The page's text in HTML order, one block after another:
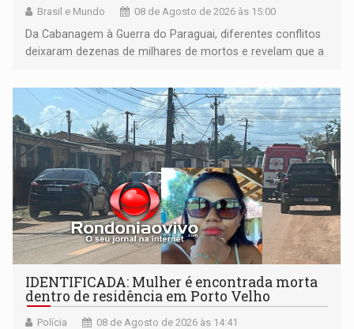
Brasil e Mundo 08 de Agosto de 2026 às 15:00
Da Cabanagem à Guerra do Paraguai, diferentes conflitos
deixaram dezenas de milhares de mortos e revelam que a
territoriais e sociais
IDENTIFICADA: Mulher é encontrada morta
dentro de residência em Porto Velho
Polícia 08 de Agosto de 2026 às 14:41